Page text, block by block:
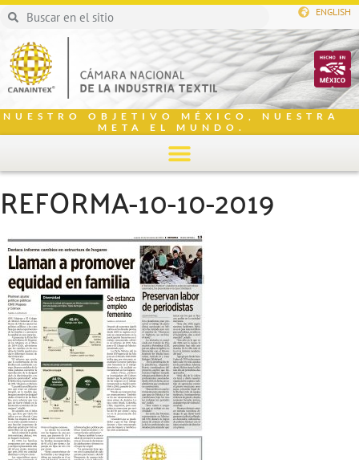
ENGLISH
NUESTRO OBJETIVO MÉXICO, NUESTRA
META EL MUNDO.
REFORMA-10-10-2019